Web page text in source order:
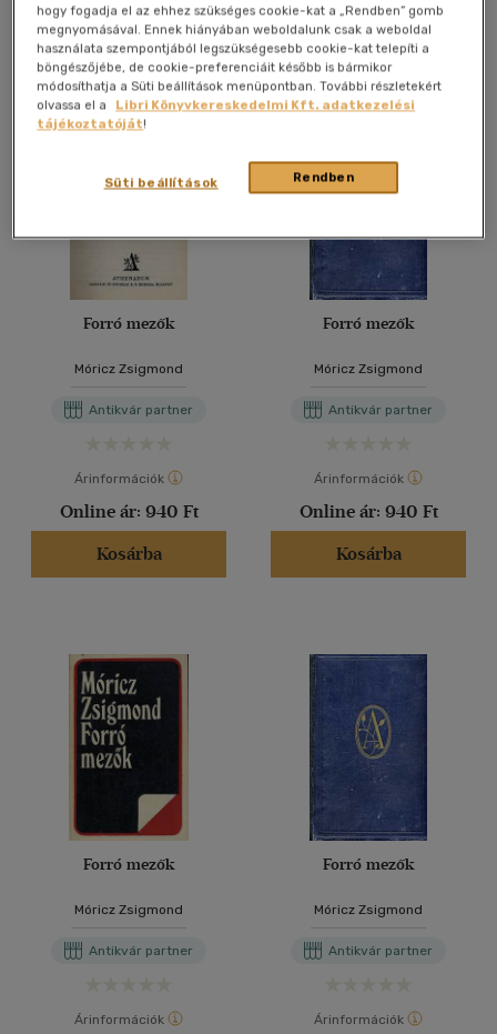
Kosárba
Kosárba
Forró mezők
Móricz Zsigmond
Antikvár partner
Árinformációk
Online ár: 940 Ft
Kosárba
Forró mezők
Móricz Zsigmond
Antikvár partner
Árinformációk
Online ár: 940 Ft
Kosárba
Forró mezők
Móricz Zsigmond
Antikvár partner
Árinformációk
Forró mezők
Móricz Zsigmond
Antikvár partner
Árinformációk
hogy fogadja el az ehhez szükséges cookie-kat a „Rendben” gomb
megnyomásával. Ennek hiányában weboldalunk csak a weboldal
használata szempontjából legszükségesebb cookie-kat telepíti a
böngészőjébe, de cookie-preferenciáit később is bármikor
módosíthatja a Süti beállítások menüpontban. További részletekért
olvassa el a
Libri Könyvkereskedelmi Kft. adatkezelési
tájékoztatóját!
Rendben
Süti beállítások